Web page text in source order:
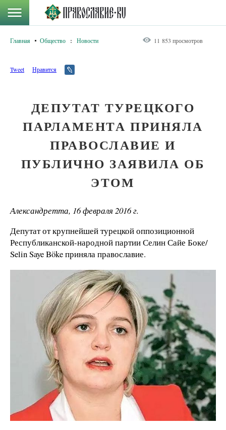
Главная Общество : Новости 11 853 просмотров
Tweet Нравится
ДЕПУТАТ ТУРЕЦКОГО
ПАРЛАМЕНТА ПРИНЯЛА
ПРАВОСЛАВИЕ И
ПУБЛИЧНО ЗАЯВИЛА ОБ
ЭТОМ
Александретта, 16 февраля 2016 г.
Депутат от крупнейшей турецкой оппозиционной
Республиканской-народной партии Селин Сайе Боке/
Selin Saye Böke приняла православие.